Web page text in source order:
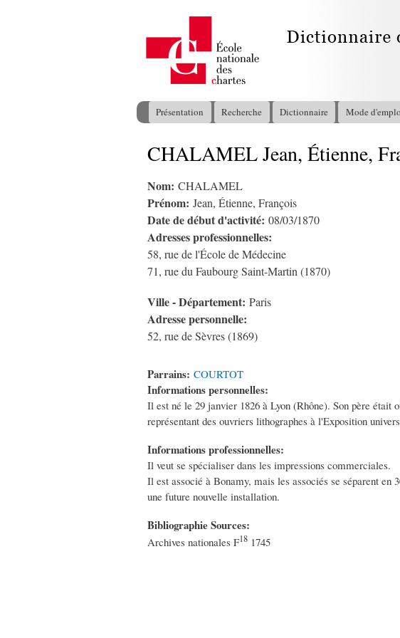
Menu principal
Présentation Recherche Dictionnaire Mode
Vous êtes ici
CHALAMEL Jean, Étienne,
Nom: CHALAMEL
Prénom: Jean, Étienne, François
Date de début d'activité: 08/03/1870
Adresses professionnelles:
58, rue de l'École de Médecine
71, rue du Faubourg Saint-Martin (1870)
Ville - Département: Paris
Adresse personnelle:
52, rue de Sèvres (1869)
Parrains: COURTOT
Informations personnelles:
Il est né le 29 janvier 1826 à Lyon (Rhône). Son père
représentant des ouvriers lithographes à l'Exposition
Informations professionnelles:
Il veut se spécialiser dans les impressions commerciales.
Il est associé à Bonamy, mais les associés se séparent
une future nouvelle installation.
Bibliographie Sources:
Archives nationales F18 1745